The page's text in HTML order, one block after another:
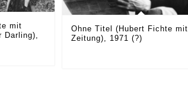
mit
Darling),
Ohne Titel (Hubert Fichte mit
Zeitung), 1971 (?)